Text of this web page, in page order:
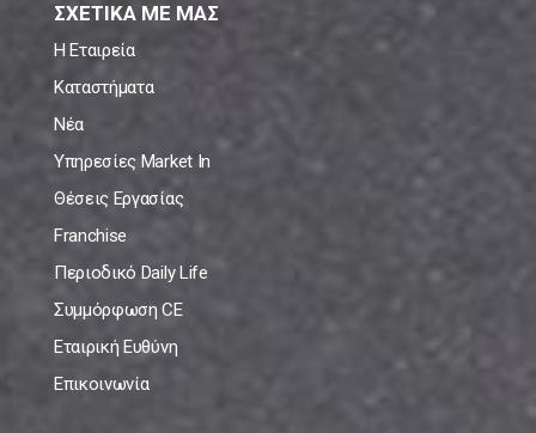
ΣΧΕΤΙΚΑ ΜΕ ΜΑΣ
Η Εταιρεία
Καταστήματα
Νέα
Υπηρεσίες Market In
Θέσεις Εργασίας
Franchise
Περιοδικό Daily Life
Συμμόρφωση CE
Εταιρική Ευθύνη
Επικοινωνία